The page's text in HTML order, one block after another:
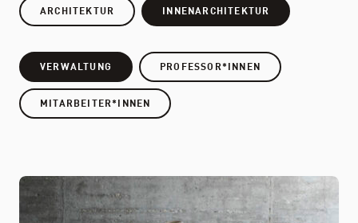
ARCHITEKTUR INNENARCHITEKTUR
VERWALTUNG PROFESSOR*INNEN
MITARBEITER*INNEN